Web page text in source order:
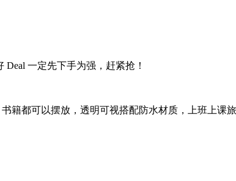
一定先下手为强，赶紧抢！
籍都可以摆放，透明可视搭配防水材质，上班上课旅